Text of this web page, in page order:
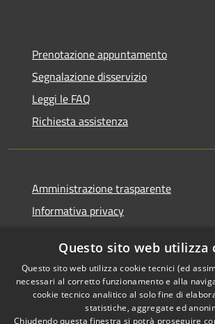
Prenotazione appuntamento
Segnalazione disservizio
Leggi le FAQ
Richiesta assistenza
Amministrazione trasparente
Informativa privacy
Dichiarazione di accessibilità
Questo sito web utilizza
Questo sito web utilizza cookie tecnici (ed
necessari al corretto funzionamento e alla
cookie tecnico analitico al solo fine di
statistiche, aggregate ed
Chiudendo questa finestra si potrà proseguire